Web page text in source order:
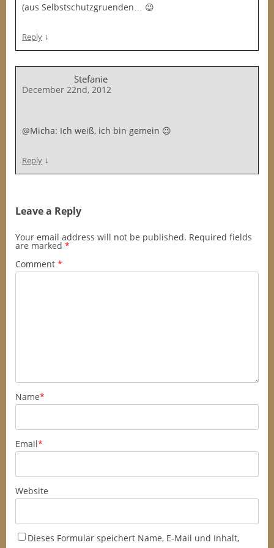
(aus Selbstschutzgruenden… 😉
Reply ↓
Stefanie
December 22nd, 2012
@Micha: Ich weiß, ich bin gemein 😉
Reply ↓
Leave a Reply
Your email address will not be published. Required fields
are marked *
Comment *
Name*
Email*
Website
Dieses Formular speichert Name, E-Mail und Inhalt,